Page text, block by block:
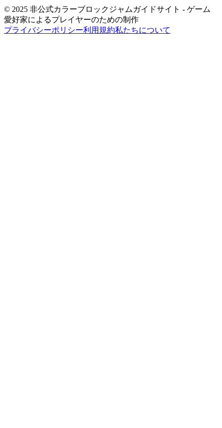
© 2025 非公式カラーブロックジャムガイドサイト - ゲーム
愛好家によるプレイヤーのための制作
プライバシーポリシー利用規約私たちについて